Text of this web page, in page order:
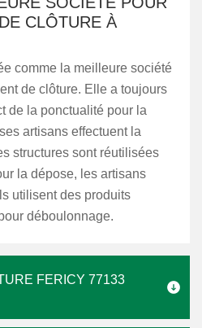
CLÔTURE À
comme la meilleure société
de clôture. Elle a toujours
de la ponctualité pour la
artisans effectuent la
structures sont réutilisées
la dépose, les artisans
utilisent des produits
déboulonnage.
FERICY 77133